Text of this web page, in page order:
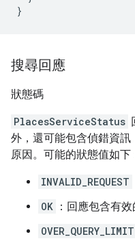
}
搜尋回應
狀態碼
PlacesServiceStatus
外，還可能包含偵錯資
原因。可能的狀態值如下
INVALID_REQUEST
OK ：回應包含有效
OVER_QUERY_LIMIT